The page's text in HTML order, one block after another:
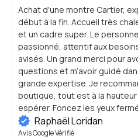
Achat d'une montre Cartier,
début à la fin. Accueil très
et un cadre super. Le
passionné, attentif aux
avisés. Un grand merci pour
questions et m’avoir guidé
grande expertise. Je
boutique, tout est à la
espérer. Foncez les yeux
Raphaël Loridan
Avis Google Vérifié